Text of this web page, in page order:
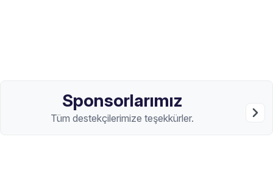
Sponsorlarımız
Tüm destekçilerimize teşekkürler.